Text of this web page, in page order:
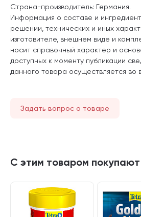
Страна-производитель: Германия.
Информация о составе и
решении, технических и иных
изготовителе, внешнем виде и
носит справочный характер и
доступных к моменту публикации
данного товара осуществляется во
Задать вопрос о товаре
С этим товаром покупают